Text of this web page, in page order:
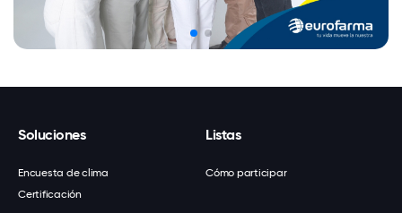
Soluciones
Encuesta de clima
Certificación
Listas
Cómo participar